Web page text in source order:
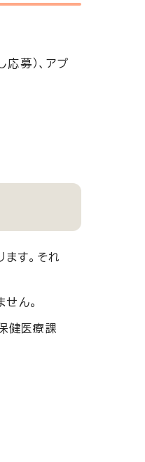
募）、アプ
す。それ
ん。
健医療課